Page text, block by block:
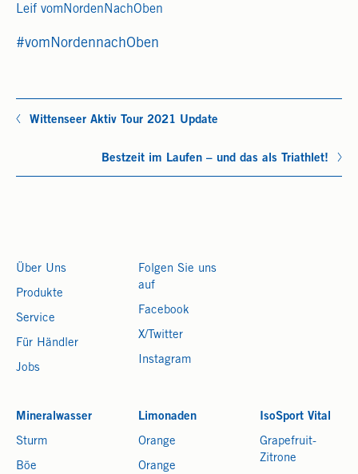
Leif vomNordenNachOben
#vomNordennachOben
Wittenseer Aktiv Tour 2021 Update
Bestzeit im Laufen – und das als Triathlet!
Mineralwasser
Sturm
Böe
Limonaden
Orange
Orange
IsoSport Vital
Grapefruit-
Zitrone
Über Uns
Produkte
Service
Für Händler
Jobs
Folgen Sie uns
auf
Facebook
X/Twitter
Instagram